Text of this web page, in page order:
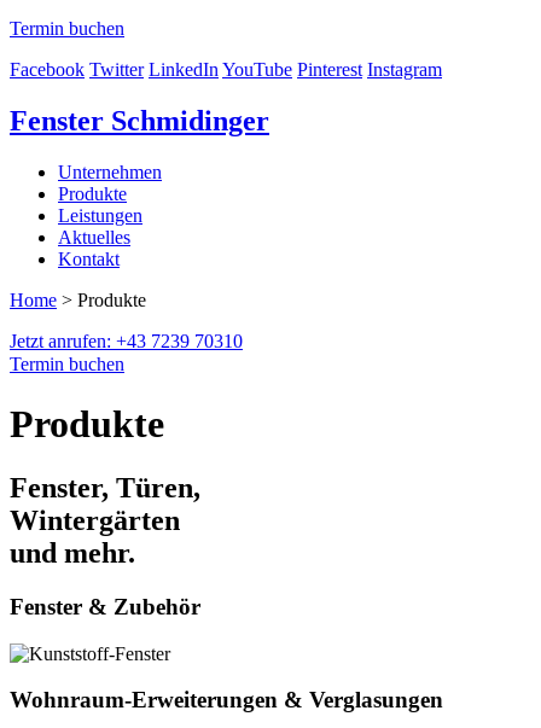
Termin buchen
Facebook Twitter LinkedInYouTube Pinterest Instagram
Fenster Schmidinger
Unternehmen
Produkte
Leistungen
Aktuelles
Kontakt
Home > Produkte
Jetzt anrufen: +43 7239 70310
Termin buchen
Produkte
Fenster, Türen,
Wintergärten
und mehr.
Fenster & Zubehör
Wohnraum-Erweiterungen & Verglasungen